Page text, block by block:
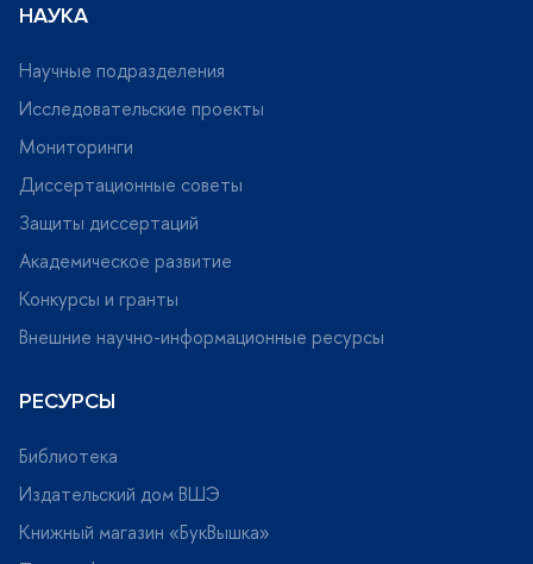
НАУКА
Научные подразделения
Исследовательские проекты
Мониторинги
Диссертационные советы
Защиты диссертаций
Академическое развитие
Конкурсы и гранты
нешние научно-информационные ресурсы
РЕСУРСЫ
Библиотека
Издательский дом ВШЭ
Книжный магазин «БукВышка»